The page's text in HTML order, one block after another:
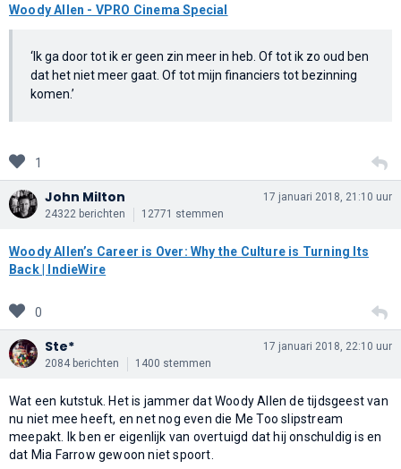
Woody Allen - VPRO Cinema Special
‘Ik ga door tot ik er geen zin meer in heb. Of tot ik zo oud ben
dat het niet meer gaat. Of tot mijn financiers tot bezinning
komen.’
1
John Milton
24322 berichten 12771 stemmen
17 januari 2018, 21:10 uur
Woody Allen’s Career is Over: Why the Culture is Turning Its
Back | IndieWire
0
Ste*
2084 berichten 1400 stemmen
17 januari 2018, 22:10 uur
Wat een kutstuk. Het is jammer dat Woody Allen de tijdsgeest van
nu niet mee heeft, en net nog even die Me Too slipstream
meepakt. Ik ben er eigenlijk van overtuigd dat hij onschuldig is en
dat Mia Farrow gewoon niet spoort.